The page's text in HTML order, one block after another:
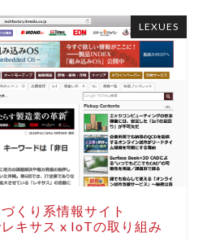
くり系情報サイト
キサス x IoTの取り組み
LEXUES